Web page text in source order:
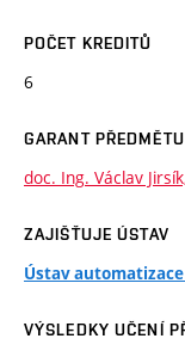
POČET KREDITŮ
6
GARANT PŘEDMĚTU
doc. Ing. Václav
ZAJIŠŤUJE ÚSTAV
Ústav
VÝSLEDKY UČENÍ